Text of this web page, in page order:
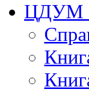
ЦДУМ